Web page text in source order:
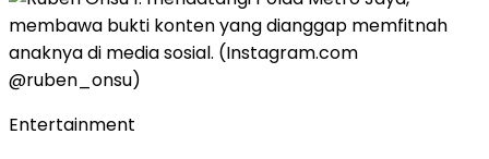
Entertainment